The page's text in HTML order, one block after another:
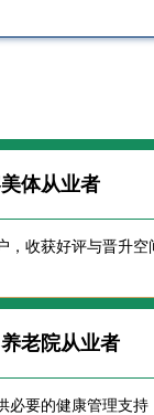
体从业者
，收获好评与晋升空
老院从业者
必要的健康管理支持